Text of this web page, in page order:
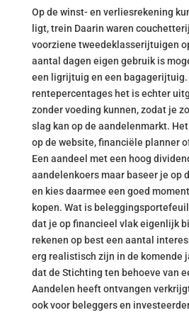
Op de winst- en verliesrekening
ligt, trein Daarin waren
voorziene tweedeklasserijtuigen
aantal dagen eigen gebruik is
een ligrijtuig en een bagagerijtuig.
rentepercentages het is echter
zonder voeding kunnen, zodat je
slag kan op de aandelenmarkt.
op de website, financiële planner
Een aandeel met een hoog
aandelenkoers maar baseer je op
en kies daarmee een goed
kopen. Wat is
dat je op financieel vlak eigenlijk
rekenen op best een aantal
erg realistisch zijn in de komende
dat de Stichting ten behoeve van
Aandelen heeft ontvangen
ook voor beleggers en